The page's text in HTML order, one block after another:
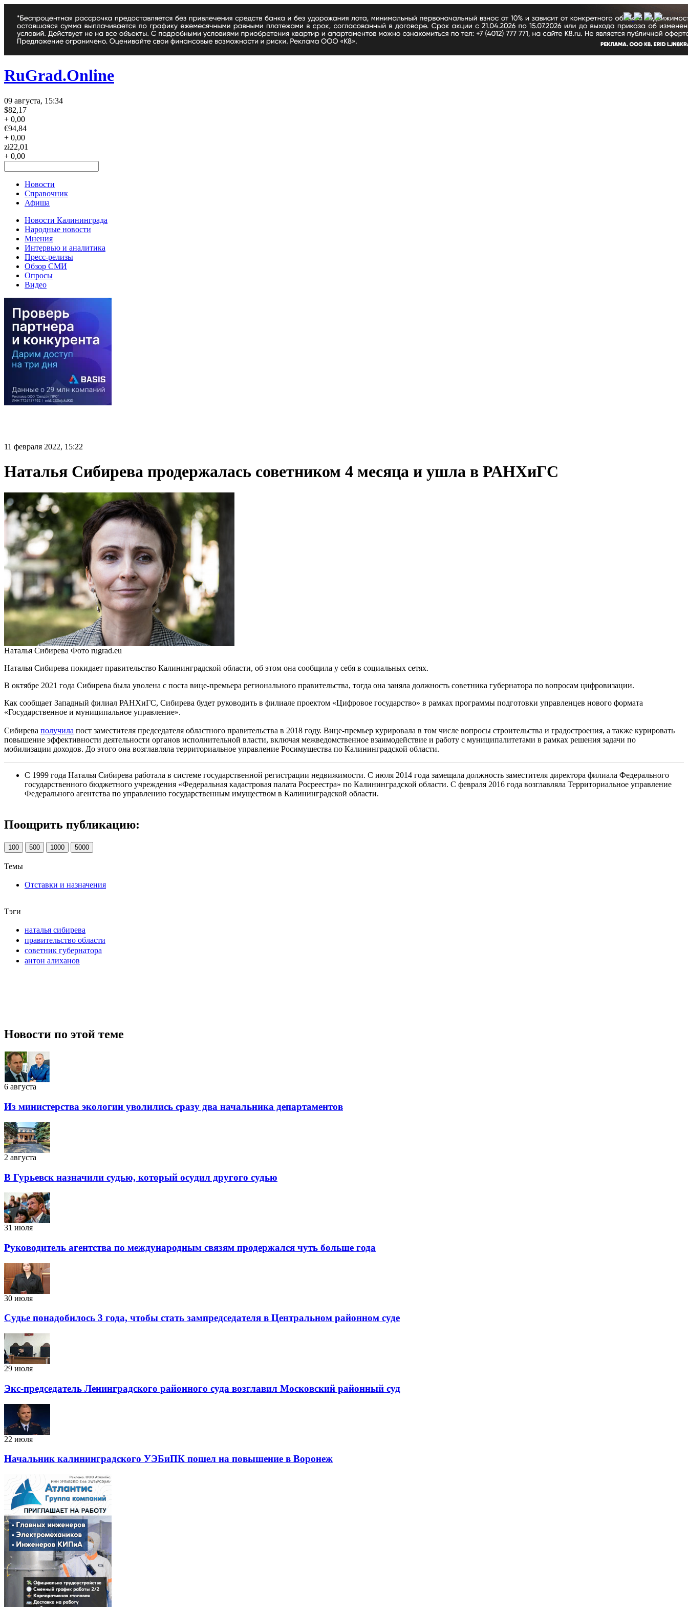
RuGrad.Online
09 августа, 15:34
$82,17
+ 0,00
€94,84
+ 0,00
zł22,01
+ 0,00
Новости
Справочник
Афиша
Новости Калининграда
Народные новости
Мнения
Интервью и аналитика
Пресс-релизы
Обзор СМИ
Опросы
Видео
11 февраля 2022, 15:22
Наталья‌ Сибирева‌ ‌продержалась советником 4 месяца и ушла в РАНХиГС
Наталья Сибирева Фото rugrad.eu
Наталья Сибирева покидает правительство Калининградской области, об этом она сообщила у себя в социальных сетях.
В октябре 2021 года Сибирева была уволена с поста вице-премьера регионального правительства, тогда она заняла должность советника губернатора по вопросам цифровизации.
Как сообщает Западный филиал РАНХиГС, Сибирева будет руководить в филиале проектом «Цифровое государство» в рамках программы подготовки управленцев нового формата
«Государственное и муниципальное управление».
Сибирева получила пост заместителя председателя областного правительства в 2018 году. Вице-премьер курировала в том числе вопросы строительства и градостроения, а также курировать
повышение эффективности деятельности органов исполнительной власти, включая межведомственное взаимодействие и работу с муниципалитетами в рамках решения задачи по
мобилизации доходов. До этого она возглавляла территориальное управление Росимущества по Калининградской области.
С 1999 года Наталья Сибирева работала в системе государственной регистрации недвижимости. С июля 2014 года замещала должность заместителя директора филиала Федерального
государственного бюджетного учреждения «Федеральная кадастровая палата Росреестра» по Калининградской области. С февраля 2016 года возглавляла Территориальное управление
Федерального агентства по управлению государственным имуществом в Калининградской области.
Поощрить публикацию:
100 500 1000 5000
Темы
Отставки и назначения
Тэги
наталья сибирева
правительство области
советник губернатора
антон алиханов
Новости по этой теме
6 августа
Из министерства экологии уволились сразу два начальника департаментов
2 августа
В Гурьевск назначили судью, который осудил другого судью
31 июля
Руководитель агентства по международным связям продержался чуть больше года
30 июля
Судье понадобилось 3 года, чтобы стать зампредседателя в Центральном районном суде
29 июля
Экс-председатель Ленинградского районного суда возглавил Московский районный суд
22 июля
Начальник калининградского УЭБиПК пошел на повышение в Воронеж